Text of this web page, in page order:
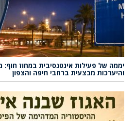
יממה של פעילות אינטנסיבית במחוז
והיערכות מבצעית ברחבי חיפה והצפון